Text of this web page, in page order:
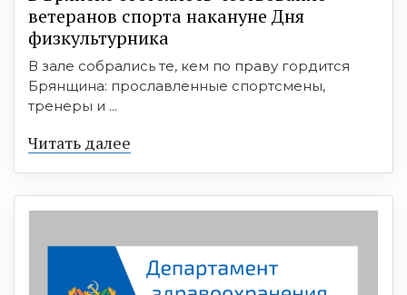
ветеранов спорта накануне Дня
физкультурника
В зале собрались те, кем по праву гордится
Брянщина: прославленные спортсмены,
тренеры и ...
Читать далее